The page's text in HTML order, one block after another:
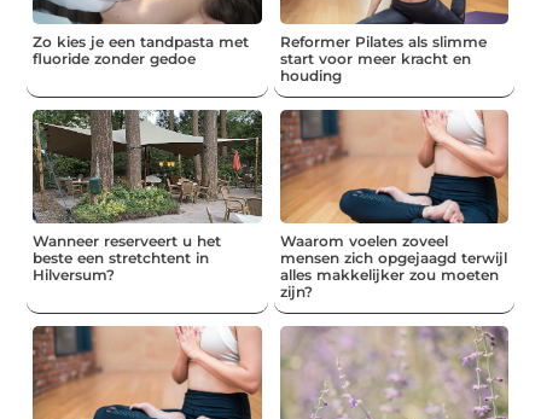
Zo kies je een tandpasta met
fluoride zonder gedoe
Reformer Pilates als slimme
start voor meer kracht en
houding
Wanneer reserveert u het
beste een stretchtent in
Hilversum?
Waarom voelen zoveel
mensen zich opgejaagd terwijl
alles makkelijker zou moeten
zijn?